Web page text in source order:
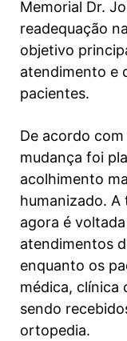
Memorial Dr.
readequação
objetivo
atendimento e
pacientes.
De acordo
mudança foi
acolhimento
humanizado.
agora é
atendimentos
enquanto os
médica, clínica
sendo
ortopedia.